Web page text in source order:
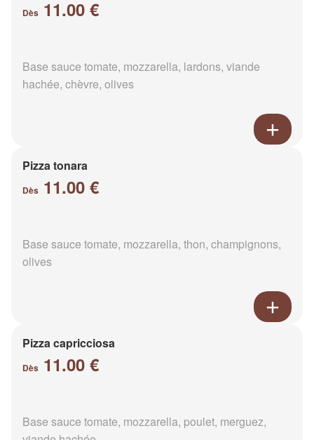
Dès 11.00 €
Base sauce tomate, mozzarella, lardons, viande
hachée, chèvre, olives
Pizza tonara
Dès 11.00 €
Base sauce tomate, mozzarella, thon, champignons,
olives
Pizza capricciosa
Dès 11.00 €
Base sauce tomate, mozzarella, poulet, merguez,